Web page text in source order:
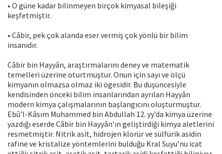
• O güne kadar bilinmeyen birçok kimyasal bileşiği
keşfetmiştir.
• Câbir, pek çok alanda eser vermiş çok yönlü bir bilim
insanıdır.
Câbir bin Hayyân, araştırmalarını deney ve matematik
temelleri üzerine oturtmuştur. Onun için sayı ve ölçü
kimyanın olmazsa olmaz iki ögesidir. Bu düşüncesiyle
kendisinden önceki bilim insanlarından ayrılan Hayyân
modern kimya çalışmalarının başlangıcını oluşturmuştur.
Ebû’l-Kâsım Muhammed bin Abdullah 12. yy’da kimya üzerine
yazdığı eserde Câbir bin Hayyân’ın geliştirdiği kimya aletlerini
resmetmiştir. Nitrik asit, hidrojen klorür ve sülfürik asidin
rafine ve kristalize yöntemlerini bulduğu Kral Suyu’nu icat